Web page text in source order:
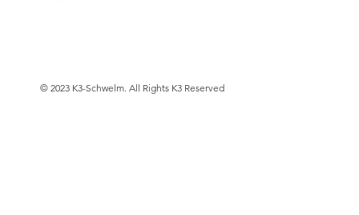
© 2023 K3-Schwelm. All Rights K3 Reserved